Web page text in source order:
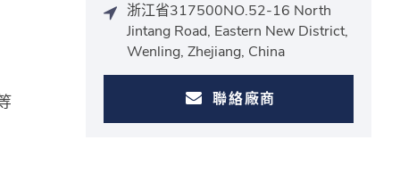
浙江省317500NO.52-16 North
Jintang Road, Eastern New District,
Wenling, Zhejiang, China
聯絡廠商